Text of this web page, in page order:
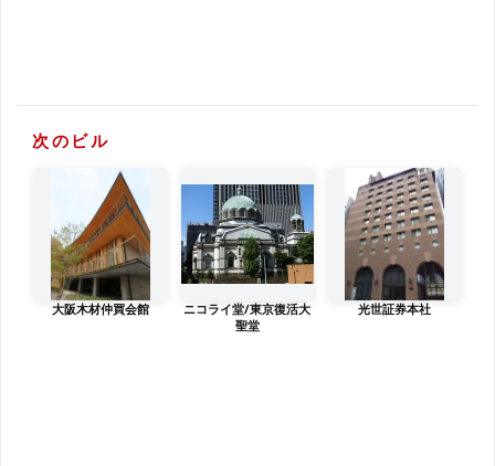
次のビル
大阪木材仲買会館
ニコライ堂/東京復活大
聖堂
光世証券本社